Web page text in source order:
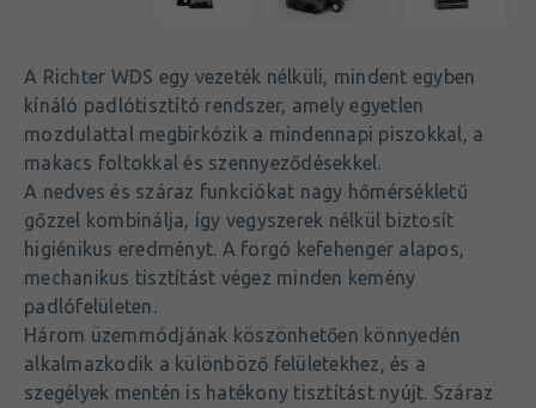
A Richter WDS egy vezeték nélküli, mindent egyben
kínáló padlótisztító rendszer, amely egyetlen
mozdulattal megbirkózik a mindennapi piszokkal, a
makacs foltokkal és szennyeződésekkel.
A nedves és száraz funkciókat nagy hőmérsékletű
gőzzel kombinálja, így vegyszerek nélkül biztosít
higiénikus eredményt. A forgó kefehenger alapos,
mechanikus tisztítást végez minden kemény
padlófelületen.
Három üzemmódjának köszönhetően könnyedén
alkalmazkodik a különböző felületekhez, és a
szegélyek mentén is hatékony tisztítást nyújt. Száraz